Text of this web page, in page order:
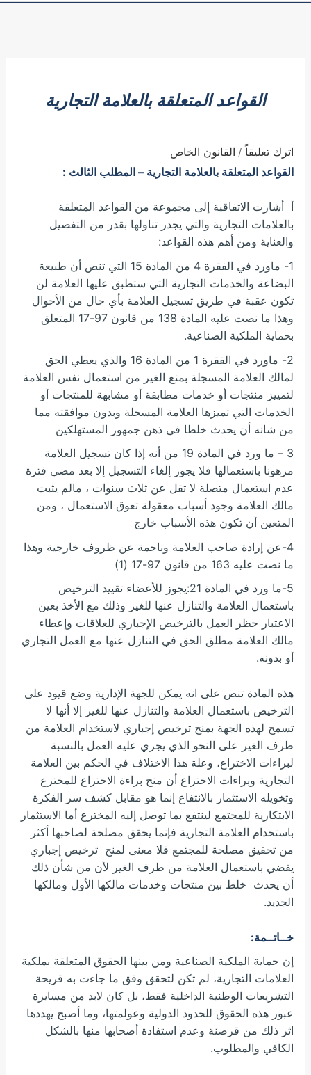
القواعد المتعلقة بالعلامة التجارية
اترك تعليقاً / القانون الخاص
القواعد المتعلقة بالعلامة التجارية – المطلب الثالث :
أ أشارت الاتفاقية إلى مجموعة من القواعد المتعلقة
بالعلامات التجارية والتي يجدر تناولها بقدر من التفصيل
والعناية ومن أهم هذه القواعد:
1- ماورد في الفقرة 4 من المادة 15 التي تنص أن طبيعة
البضاعة والخدمات التجارية التي ستطبق عليها العلامة لن
تكون عقبة في طريق تسجيل العلامة بأي حال من الأحوال
وهذا ما نصت عليه المادة 138 من قانون 97-17 المتعلق
بحماية الملكية الصناعية.
2- ماورد في الفقرة 1 من المادة 16 والذي يعطي الحق
لمالك العلامة المسجلة بمنع الغير من استعمال نفس العلامة
لتمييز منتجات أو خدمات مطابقة أو مشابهة للمنتجات أو
الخدمات التي تميزها العلامة المسجلة وبدون موافقته مما
من شانه أن يحدث خلطا في ذهن جمهور المستهلكين
3 – ما ورد في المادة 19 من أنه إذا كان تسجيل العلامة
مرهونا باستعمالها فلا يجوز إلغاء التسجيل إلا بعد مضي فترة
عدم استعمال متصلة لا تقل عن ثلاث سنوات ، مالم يثبت
مالك العلامة وجود أسباب معقولة تعوق الاستعمال ، ومن
المتعين أن تكون هذه الأسباب خارج
4-عن إرادة صاحب العلامة وناجمة عن ظروف خارجية وهذا
ما نصت عليه 163 من قانون 97-17 (1)
5-ما ورد في المادة 21:يجوز للأعضاء تقييد الترخيص
باستعمال العلامة والتنازل عنها للغير وذلك مع الأخذ بعين
الاعتبار حظر العمل بالترخيص الإجباري للعلاقات وإعطاء
مالك العلامة مطلق الحق في التنازل عنها مع العمل التجاري
أو بدونه.
هذه المادة تنص على انه يمكن للجهة الإدارية وضع قيود على
الترخيص باستعمال العلامة والتنازل عنها للغير إلا أنها لا
تسمح لهذه الجهة بمنح ترخيص إجباري لاستخدام العلامة من
طرف الغير على النحو الذي يجري عليه العمل بالنسبة
لبراءات الاختراع، وعلة هذا الاختلاف في الحكم بين العلامة
التجارية وبراءات الاختراع أن منح براءة الاختراع للمخترع
وتخويله الاستثمار بالانتفاع إنما هو مقابل كشف سر الفكرة
الابتكارية للمجتمع لينتفع بما توصل إليه المخترع أما الاستثمار
باستخدام العلامة التجارية فإنما يحقق مصلحة لصاحبها أكثر
من تحقيق مصلحة للمجتمع فلا معنى لمنح ترخيص إجباري
يقضي باستعمال العلامة من طرف الغير لأن من شأن ذلك
أن يحدث خلط بين منتجات وخدمات مالكها الأول ومالكها
الجديد.
خــاتــمة:
إن حماية الملكية الصناعية ومن بينها الحقوق المتعلقة بملكية
العلامات التجارية، لم تكن لتحقق وفق ما جاءت به قريحة
التشريعات الوطنية الداخلية فقط، بل كان لابد من مسايرة
عبور هذه الحقوق للحدود الدولية وعولمتها، وما أصبح يهددها
اثر ذلك من قرصنة وعدم استفادة أصحابها منها بالشكل
الكافي والمطلوب.